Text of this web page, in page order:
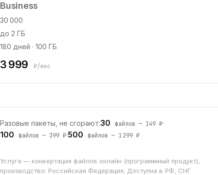
Business
30 000
до 2 ГБ
180 дней · 100 ГБ
3 999 ₽/мес
Разовые пакеты, не сгорают:30 файлов — 149 ₽·
100 файлов — 399 ₽·500 файлов — 1 299 ₽
Услуга — конвертация файлов онлайн (программный продукт),
производство: Российская Федерация. Доступна в РФ, СНГ